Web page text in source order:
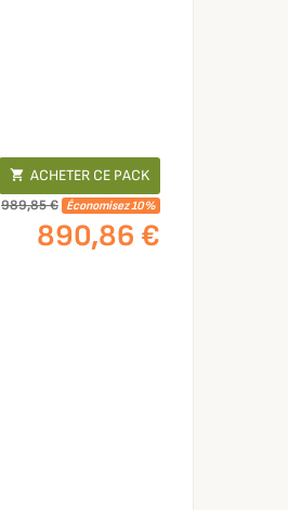
 ACHETER CE PACK
989,85 € Économisez 10%
890,86 €